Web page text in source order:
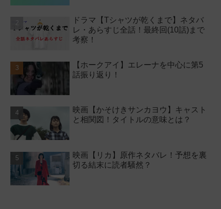
ドラマ【Tシャツが乾くまで】ネタバ
レ・あらすじ全話！最終回(10話)まで
考察！
【ホークアイ】エレーナを中心に第5
話振り返り！
映画【かそけきサンカヨウ】キャスト
と相関図！タイトルの意味とは？
映画【リカ】原作ネタバレ！予想を裏
切る結末に読者騒然？